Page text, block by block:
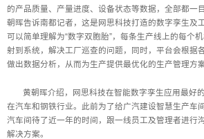
的产品质量、产量进度、设备状态等数据，全部都一
朝晖告诉南都记者，这是网思科技打造的数字孪生及
可以简单理解为“数字双胞胎”，每条生产线上的每个
射到系统，解决工厂巡查的问题，同时，平台会根据
做出数据分析，从而为生产提供最优化的生产管理方案
黄朝晖介绍，网思科技在智能数字孪生应用最好
在汽车和钢铁行业。此前为了给广汽建设智慧生产车
汽车间待了近一年的时间，跟一线员工及管理者进行
解决方案。